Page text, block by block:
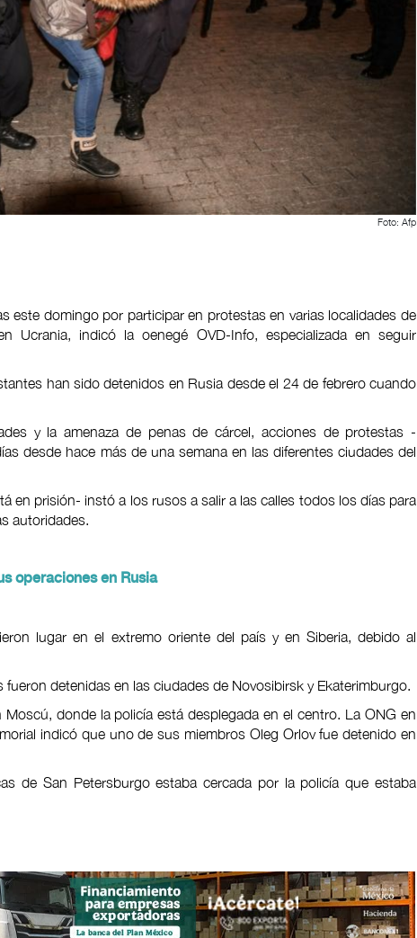
Foto: Afp
este domingo por participar en protestas en varias localidades de
Ucrania, indicó la oenegé OVD-Info, especializada en seguir
han sido detenidos en Rusia desde el 24 de febrero cuando
y la amenaza de penas de cárcel, acciones de protestas -
desde hace más de una semana en las diferentes ciudades del
en prisión- instó a los rusos a salir a las calles todos los días para
autoridades.
operaciones en Rusia
lugar en el extremo oriente del país y en Siberia, debido al
detenidas en las ciudades de Novosibirsk y Ekaterimburgo.
donde la policía está desplegada en el centro. La ONG en
indicó que uno de sus miembros Oleg Orlov fue detenido en
de San Petersburgo estaba cercada por la policía que estaba